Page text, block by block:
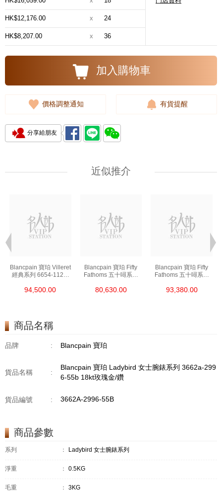
HK$12,176.00 x 24
HK$8,207.00 x 36
加入購物車
價格調整通知 有貨提醒
分享給朋友
近似推介
Blancpain 寶珀 Villeret
經典系列 6654-1127-
94,500.00
Blancpain 寶珀 Fifty
Fathoms 五十噚系列
80,630.00
Blancpain 寶珀 Fifty
Fathoms 五十噚系列
93,380.00
商品名稱
品牌 : Blancpain 寶珀
貨品名稱 :
Blancpain 寶珀 Ladybird 女士腕錶系列 3662a-299
6-55b 18kt玫瑰金/鑽
貨品編號 : 3662A-2996-55B
商品參數
系列 ： Ladybird 女士腕錶系列
淨重 ： 0.5KG
毛重 ： 3KG